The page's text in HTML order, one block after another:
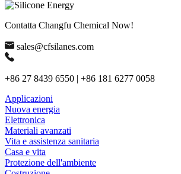
Contatta Changfu Chemical Now!
sales@cfsilanes.com
+86 27 8439 6550 | +86 181 6277 0058
Applicazioni
Nuova energia
Elettronica
Materiali avanzati
Vita e assistenza sanitaria
Casa e vita
Protezione dell'ambiente